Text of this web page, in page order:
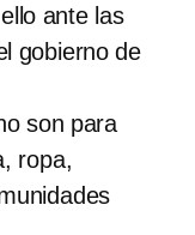
ante las
gobierno de
son para
ropa,